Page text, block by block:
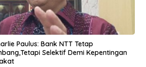
Paulus: Bank NTT Tetap
Selektif Demi Kepentingan